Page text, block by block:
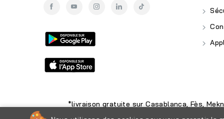
*livraison gratuite sur Casablanca, Fès,